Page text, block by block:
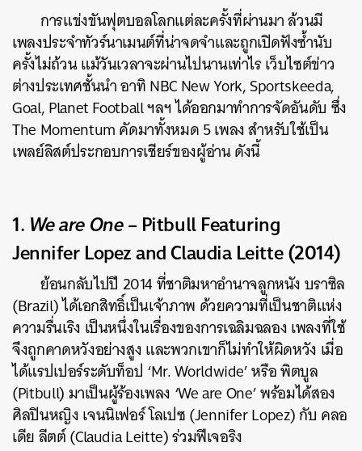
การแข่งขันฟุตบอลโลกแต่ละครั้งที่ผ่านมา ล้วนมี
เพลงประจำทัวร์นาเมนต์ที่น่าจดจำและถูกเปิดฟังซ้ำนับ
ครั้งไม่ถ้วน แม้วันเวลาจะผ่านไปนานเท่าไร เว็บไซต์ข่าว
ต่างประเทศชั้นนำ อาทิ NBC New York, Sportskeeda,
Goal, Planet Football ฯลฯ ได้ออกมาทำการจัดอันดับ ซึ่ง
The Momentum คัดมาทั้งหมด 5 เพลง สำหรับใช้เป็น
เพลย์ลิสต์ประกอบการเชียร์ของผู้อ่าน ดังนี้
1.We are One– Pitbull Featuring
Jennifer Lopez and Claudia Leitte (2014)
ย้อนกลับไปปี 2014 ที่ชาติมหาอำนาจลูกหนัง บราซิล
(Brazil) ได้เอกสิทธิ์เป็นเจ้าภาพ ด้วยความที่เป็นชาติแห่ง
ความรื่นเริง เป็นหนึ่งในเรื่องของการเฉลิมฉลอง เพลงที่ใช้
จึงถูกคาดหวังอย่างสูง และพวกเขาก็ไม่ทำให้ผิดหวัง เมื่อ
ได้แรปเปอร์ระดับท็อป ‘Mr. Worldwide’ หรือ พิตบูล
(Pitbull) มาเป็นผู้ร้องเพลง ‘We are One’ พร้อมได้สอง
ศิลปินหญิง เจนนิเฟอร์ โลเปซ (Jennifer Lopez) กับ คลอ
เดีย ลีตต์ (Claudia Leitte) ร่วมฟีเจอริง